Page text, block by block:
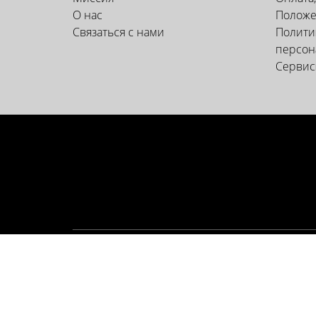
О нас
Связаться с нами